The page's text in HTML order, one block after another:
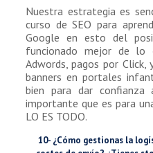
Nuestra estrategia es
curso de SEO para
Google en esto del
funcionado mejor de lo
Adwords, pagos por
banners en portales
bien para dar
importante que es para
LO ES TODO.
10- ¿Cómo gestionas la